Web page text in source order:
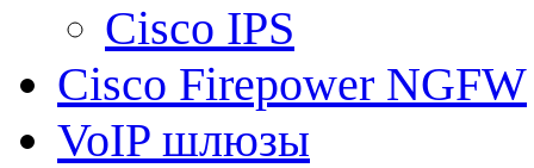
Cisco IPS
Cisco Firepower NGFW
VoIP шлюзы